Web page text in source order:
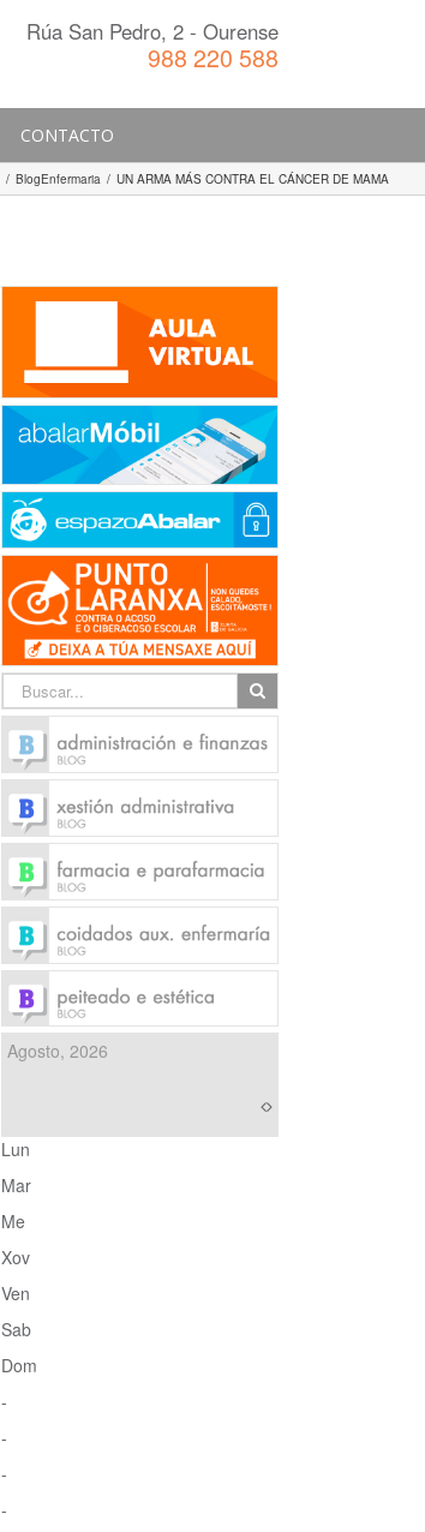
Rúa San Pedro, 2 - Ourense
988 220 588
CONTACTO
/ BlogEnfermaria / UN ARMA MÁS CONTRA EL CÁNCER DE MAMA
Agosto, 2026
Lun
Mar
Me
Xov
Ven
Sab
Dom
-
-
-
-